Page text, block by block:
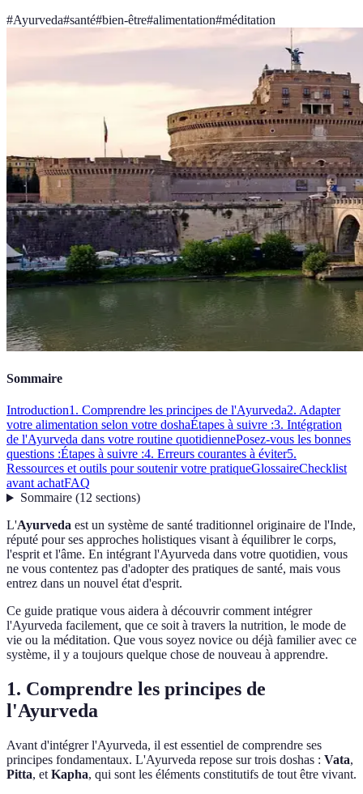
#Ayurveda#santé#bien-être#alimentation#méditation
Sommaire
Introduction1. Comprendre les principes de l'Ayurveda2. Adapter
votre alimentation selon votre doshaÉtapes à suivre :3. Intégration
de l'Ayurveda dans votre routine quotidiennePosez-vous les bonnes
questions :Étapes à suivre :4. Erreurs courantes à éviter5.
Ressources et outils pour soutenir votre pratiqueGlossaireChecklist
avant achatFAQ
Sommaire(12 sections)
L'Ayurveda est un système de santé traditionnel originaire de l'Inde,
réputé pour ses approches holistiques visant à équilibrer le corps,
l'esprit et l'âme. En intégrant l'Ayurveda dans votre quotidien, vous
ne vous contentez pas d'adopter des pratiques de santé, mais vous
entrez dans un nouvel état d'esprit.
Ce guide pratique vous aidera à découvrir comment intégrer
l'Ayurveda facilement, que ce soit à travers la nutrition, le mode de
vie ou la méditation. Que vous soyez novice ou déjà familier avec ce
système, il y a toujours quelque chose de nouveau à apprendre.
1. Comprendre les principes de
l'Ayurveda
Avant d'intégrer l'Ayurveda, il est essentiel de comprendre ses
principes fondamentaux. L'Ayurveda repose sur trois doshas : Vata,
Pitta, et Kapha, qui sont les éléments constitutifs de tout être vivant.